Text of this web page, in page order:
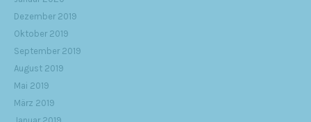
Dezember 2019
Oktober 2019
September 2019
August 2019
Mai 2019
März 2019
Januar 2019